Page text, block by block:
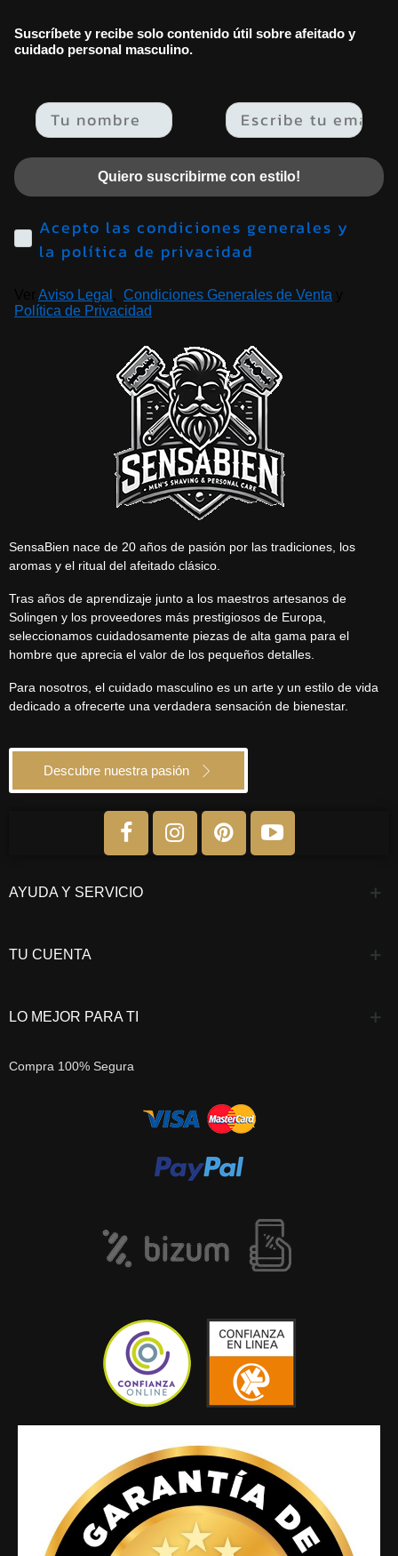
Suscríbete y recibe solo contenido útil sobre afeitado y
cuidado personal masculino.
Email
Quiero suscribirme con estilo!
Acepto las condiciones generales y
la política de privacidad
Aviso Legal Condiciones Generales de Venta
Política de Privacidad
SensaBien nace de 20 años de pasión por las tradiciones, los
aromas y el ritual del afeitado clásico.
Tras años de aprendizaje junto a los maestros artesanos de
Solingen y los proveedores más prestigiosos de Europa,
seleccionamos cuidadosamente piezas de alta gama para el
hombre que aprecia el valor de los pequeños detalles.
Para nosotros, el cuidado masculino es un arte y un estilo de vida
dedicado a ofrecerte una verdadera sensación de bienestar.
Descubre nuestra pasión
AYUDA Y SERVICIO
TU CUENTA
LO MEJOR PARA TI
Compra 100% Segura